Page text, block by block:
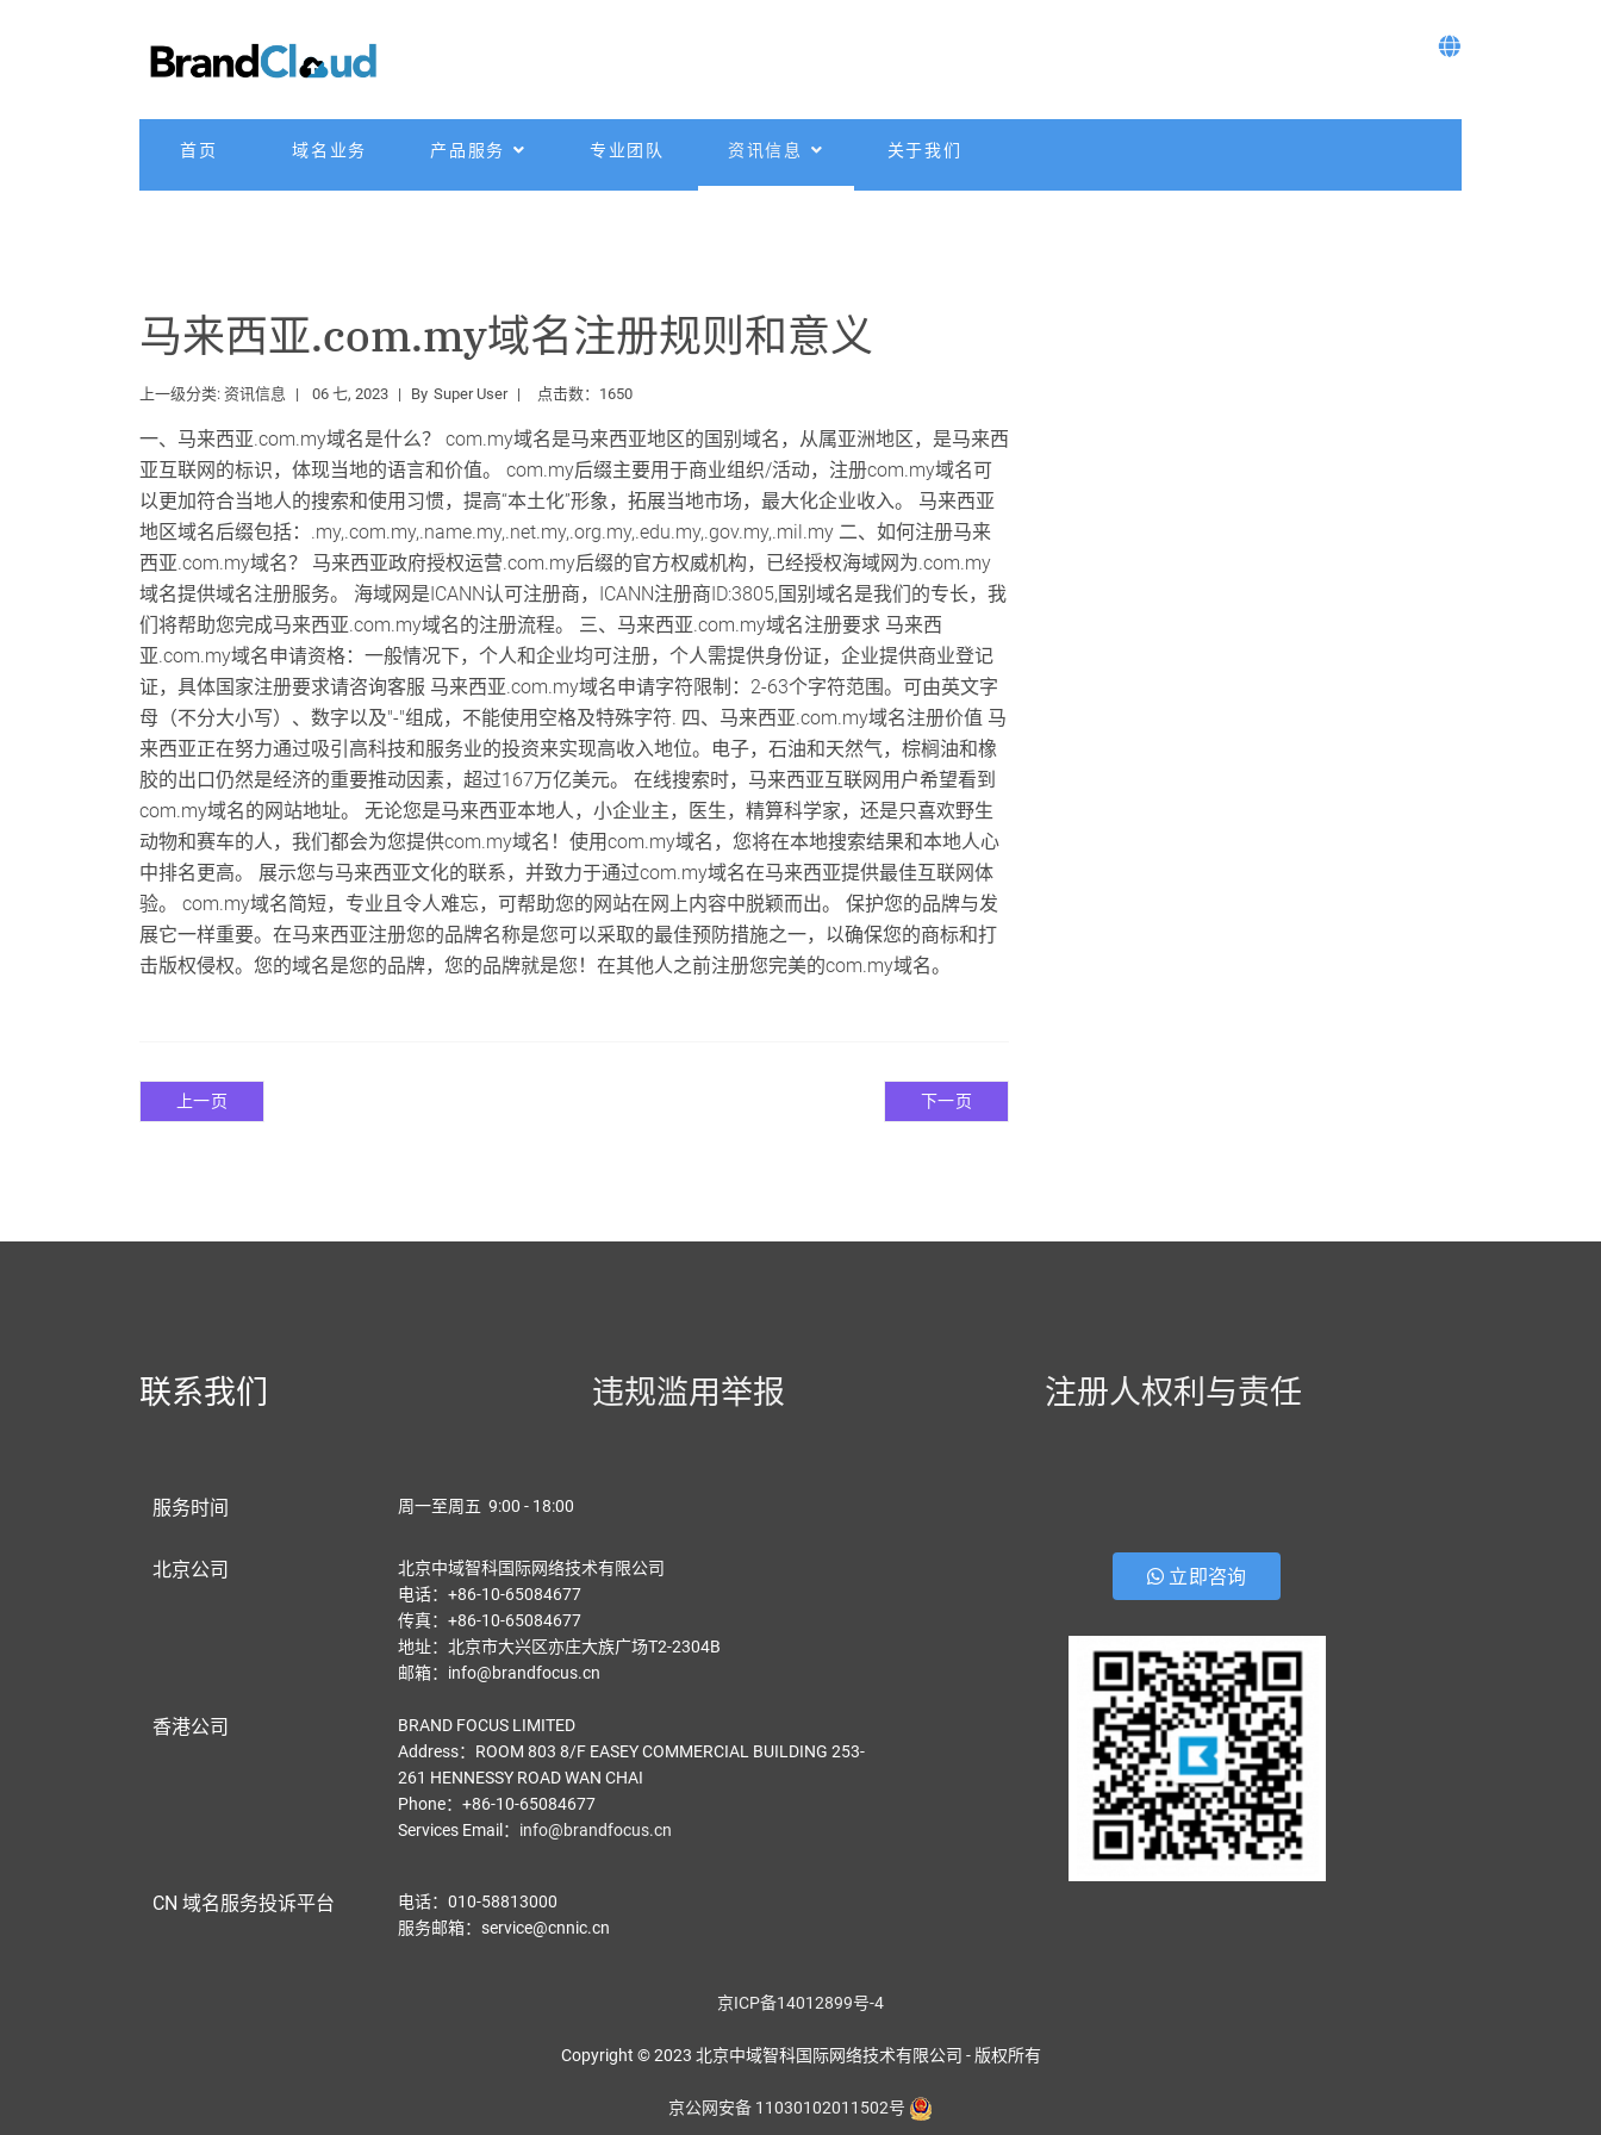
首页 域名业务 产品服务 专业团队 资讯信息 关于我们
马来西亚.com.my域名注册规则和意义
上一级分类: 资讯信息 06 七, 2023 By Super User 点击数：1650
一、马来西亚.com.my域名是什么？ com.my域名是马来西亚地区的国别域名，从属亚洲地区，是马来西
亚互联网的标识，体现当地的语言和价值。 com.my后缀主要用于商业组织/活动，注册com.my域名可
以更加符合当地人的搜索和使用习惯，提高“本土化”形象，拓展当地市场，最大化企业收入。 马来西亚
地区域名后缀包括：.my,.com.my,.name.my,.net.my,.org.my,.edu.my,.gov.my,.mil.my 二、如何注册马来
西亚.com.my域名？ 马来西亚政府授权运营.com.my后缀的官方权威机构，已经授权海域网为.com.my
域名提供域名注册服务。 海域网是ICANN认可注册商，ICANN注册商ID:3805,国别域名是我们的专长，我
们将帮助您完成马来西亚.com.my域名的注册流程。 三、马来西亚.com.my域名注册要求 马来西
亚.com.my域名申请资格：一般情况下，个人和企业均可注册，个人需提供身份证，企业提供商业登记
证，具体国家注册要求请咨询客服 马来西亚.com.my域名申请字符限制：2-63个字符范围。可由英文字
母（不分大小写）、数字以及"-"组成，不能使用空格及特殊字符. 四、马来西亚.com.my域名注册价值 马
来西亚正在努力通过吸引高科技和服务业的投资来实现高收入地位。电子，石油和天然气，棕榈油和橡
胶的出口仍然是经济的重要推动因素，超过167万亿美元。 在线搜索时，马来西亚互联网用户希望看到
com.my域名的网站地址。 无论您是马来西亚本地人，小企业主，医生，精算科学家，还是只喜欢野生
动物和赛车的人，我们都会为您提供com.my域名！使用com.my域名，您将在本地搜索结果和本地人心
中排名更高。 展示您与马来西亚文化的联系，并致力于通过com.my域名在马来西亚提供最佳互联网体
验。 com.my域名简短，专业且令人难忘，可帮助您的网站在网上内容中脱颖而出。 保护您的品牌与发
展它一样重要。在马来西亚注册您的品牌名称是您可以采取的最佳预防措施之一，以确保您的商标和打
击版权侵权。您的域名是您的品牌，您的品牌就是您！在其他人之前注册您完美的com.my域名。
上一页 下一页
联系我们 违规滥用举报 注册人权利与责任
服务时间 周一至周五 9:00 - 18:00
北京公司
北京中域智科国际网络技术有限公司
电话：+86-10-65084677
传真：+86-10-65084677
地址：北京市大兴区亦庄大族广场T2-2304B
邮箱：info@brandfocus.cn
香港公司
BRAND FOCUS LIMITED
Address：ROOM 803 8/F EASEY COMMERCIAL BUILDING 253-
261 HENNESSY ROAD WAN CHAI
Phone：+86-10-65084677
Services Email ： info@brandfocus.cn
CN 域名服务投诉平台
电话：010-58813000
服务邮箱：service@cnnic.cn
立即咨询
京ICP备14012899号-4
Copyright © 2023 北京中域智科国际网络技术有限公司 - 版权所有
京公网安备 11030102011502号